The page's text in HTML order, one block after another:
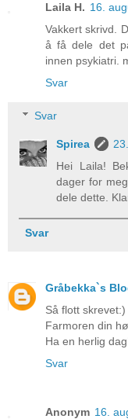
Laila H. 16.
Vakkert skrivd.
å få dele det
innen psykiatri.
Svar
Svar
Spirea
Hei Laila!
dager for
dele dette.
Svar
Gråbekka`s
Så flott skrevet:)
Farmoren din
Ha en herlig
Svar
Anonym 16.